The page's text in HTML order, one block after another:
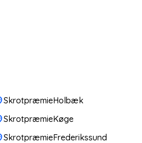
SkrotpræmieHolbæk
SkrotpræmieKøge
SkrotpræmieFrederikssund